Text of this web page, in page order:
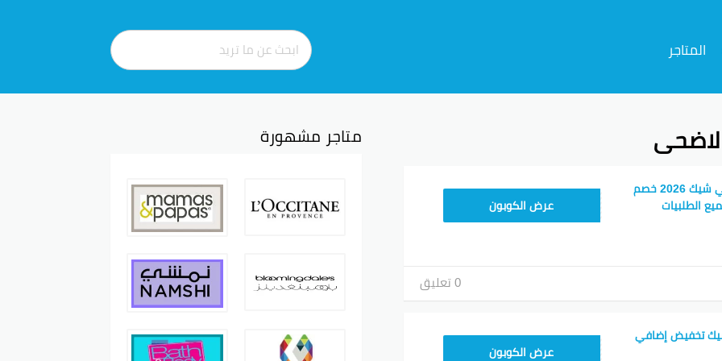
المتاجر
أفضل كود خصم جولي شيك 2026 خصم
الطلبيات
JLC32عرض الكوبون
0 تعليق
تخفيض إضافي
CPJ15عرض الكوبون
متاجر مشهورة